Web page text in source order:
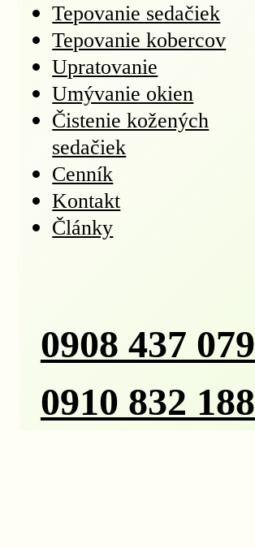
Tepovanie sedačiek
Tepovanie kobercov
Upratovanie
Umývanie okien
Čistenie kožených
sedačiek
Cenník
Kontakt
Články
0908 437 079
0910 832 188